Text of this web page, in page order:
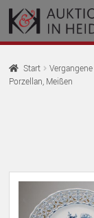
Zur
Navigation
springen
Springe
zum
Inhalt
Home
Unser Team
Start
Porzellan, Meißen